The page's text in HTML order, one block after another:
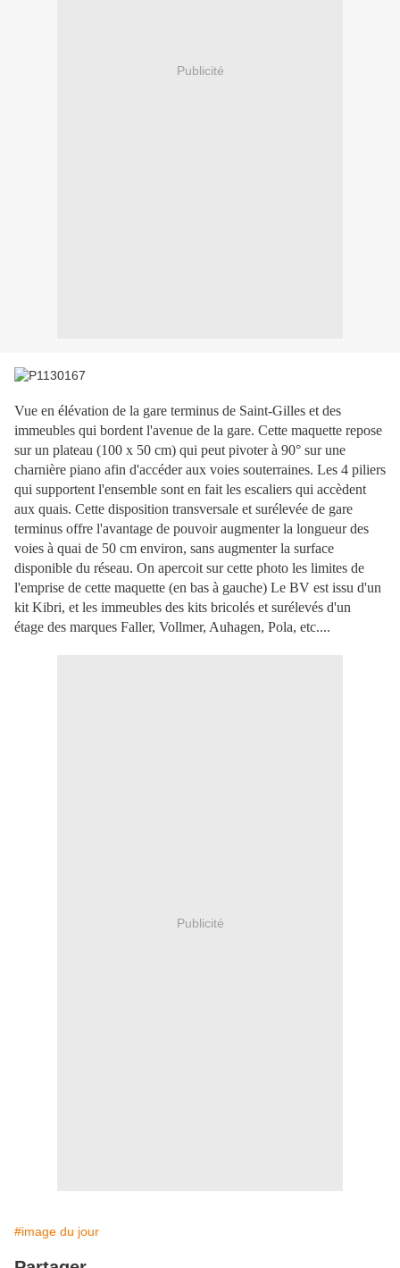
Publicité
Vue en élévation de la gare terminus de Saint-Gilles et des
immeubles qui bordent l'avenue de la gare. Cette maquette repose
sur un plateau (100 x 50 cm) qui peut pivoter à 90° sur une
charnière piano afin d'accéder aux voies souterraines. Les 4 piliers
qui supportent l'ensemble sont en fait les escaliers qui accèdent
aux quais. Cette disposition transversale et surélevée de gare
terminus offre l'avantage de pouvoir augmenter la longueur des
voies à quai de 50 cm environ, sans augmenter la surface
disponible du réseau. On apercoit sur cette photo les limites de
l'emprise de cette maquette (en bas à gauche) Le BV est issu d'un
kit Kibri, et les immeubles des kits bricolés et surélevés d'un
étage des marques Faller, Vollmer, Auhagen, Pola, etc....
Publicité
#image du jour